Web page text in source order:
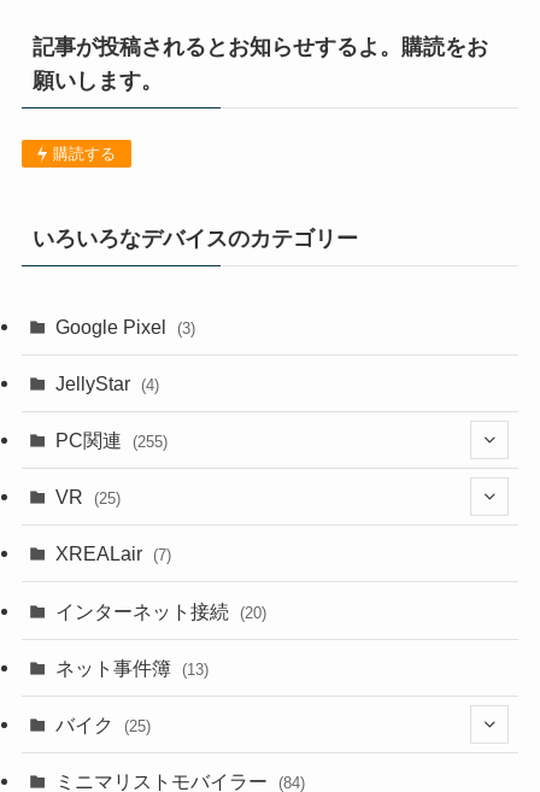
記事が投稿されるとお知らせするよ。購読をお
願いします。
購読する
いろいろなデバイスのカテゴリー
Google Pixel (3)
JellyStar (4)
PC関連 (255)
(9)
(18)
(2)
VR (25)
(18)
(13)
XREALair (7)
インターネット接続 (20)
ネット事件簿 (13)
バイク (25)
(8)
ミニマリストモバイラー (84)